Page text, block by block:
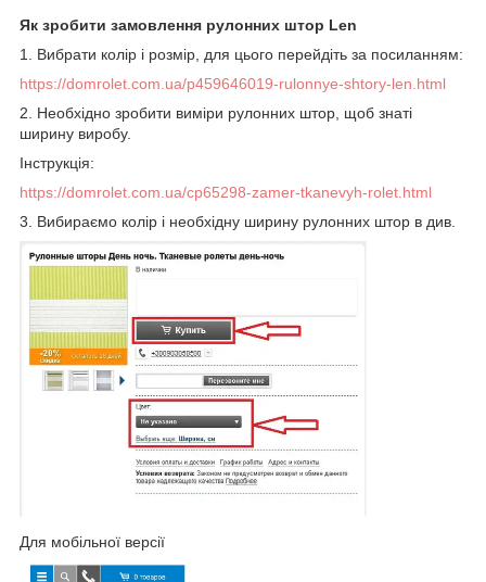
Як зробити замовлення рулонних штор Len
1. Вибрати колір і розмір, для цього перейдіть за посиланням:
https://domrolet.com.ua/p459646019-rulonnye-shtory-len.html
2. Необхідно зробити виміри рулонних штор, щоб знаті
ширину виробу.
Інструкція:
https://domrolet.com.ua/cp65298-zamer-tkanevyh-rolet.html
3. Вибираємо колір і необхідну ширину рулонних штор в див.
Для мобільної версії